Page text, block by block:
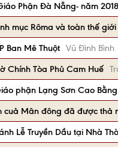
Phận Đà Nẵng- năm 2018
mục Rôma và toàn thế
Ban Mê Thuột Vũ Đình Bình
Chính Tòa Phủ Cam Huế
phận Lạng Sơn Cao Bằng
cuả Mân đông đã được thả
Lễ Truyền Dầu tại Nhà